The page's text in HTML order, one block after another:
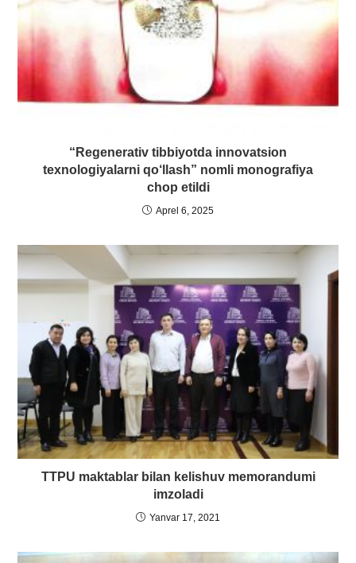
“Regenerativ tibbiyotda innovatsion
texnologiyalarni qo‘llash” nomli monografiya
chop etildi
Aprel 6, 2025
TTPU maktablar bilan kelishuv memorandumi
imzoladi
Yanvar 17, 2021